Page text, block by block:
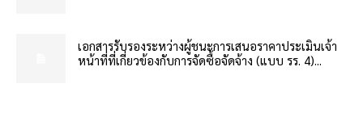
เอกสารรับรองระหว่างผู้ชนะการเสนอราคาประเมินเจ้า
หน้าที่ที่เกี่ยวข้องกับการจัดซื้อจัดจ้าง (แบบ รร. 4)...